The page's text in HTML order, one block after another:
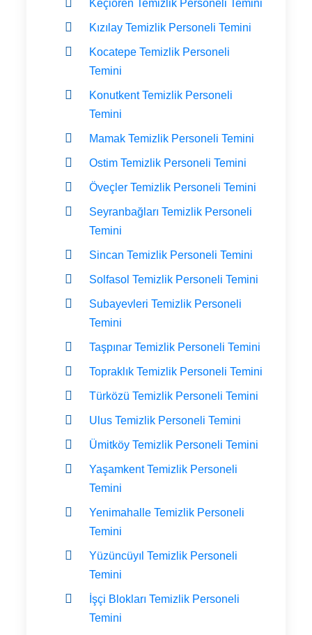
Keçiören Temizlik Personeli Temini
Kızılay Temizlik Personeli Temini
Kocatepe Temizlik Personeli
Temini
Konutkent Temizlik Personeli
Temini
Mamak Temizlik Personeli Temini
Ostim Temizlik Personeli Temini
Öveçler Temizlik Personeli Temini
Seyranbağları Temizlik Personeli
Temini
Sincan Temizlik Personeli Temini
Solfasol Temizlik Personeli Temini
Subayevleri Temizlik Personeli
Temini
Taşpınar Temizlik Personeli Temini
Topraklık Temizlik Personeli Temini
Türközü Temizlik Personeli Temini
Ulus Temizlik Personeli Temini
Ümitköy Temizlik Personeli Temini
Yaşamkent Temizlik Personeli
Temini
Yenimahalle Temizlik Personeli
Temini
Yüzüncüyıl Temizlik Personeli
Temini
İşçi Blokları Temizlik Personeli
Temini